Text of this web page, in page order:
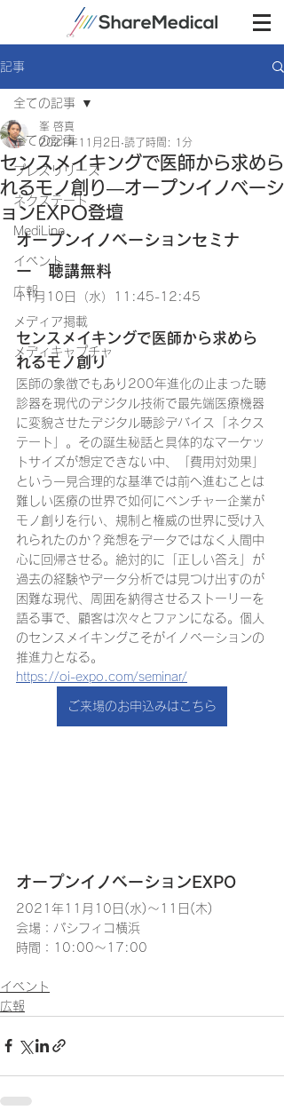
記事
全ての記事
プレスリリース
ネクステート
MediLine
イベント
広報
メディア掲載
メディキャプチャ
全ての記事
センスメイキングで医師から求めら
れるモノ創り―オープンイノベーシ
ョンEXPO登壇
峯 啓真
2021年11月2日 読了時間: 1分
オープンイノベーションセミナ
ー　聴講無料
11月10日（水）11:45-12:45
センスメイキングで医師から求めら
れるモノ創り
医師の象徴でもあり200年進化の止まった聴
診器を現代のデジタル技術で最先端医療機器
に変貌させたデジタル聴診デバイス「ネクス
テート」。その誕生秘話と具体的なマーケッ
トサイズが想定できない中、「費用対効果」
という一見合理的な基準では前へ進むことは
難しい医療の世界で如何にベンチャー企業が
モノ創りを行い、規制と権威の世界に受け入
れられたのか？発想をデータではなく人間中
心に回帰させる。絶対的に「正しい答え」が
過去の経験やデータ分析では見つけ出すのが
困難な現代、周囲を納得させるストーリーを
語る事で、顧客は次々とファンになる。個人
のセンスメイキングこそがイノベーションの
推進力となる。
https://oi-expo.com/seminar/
ご来場のお申込みはこちら
オープンイノベーションEXPO
2021年11月10日(水)～11日(木)
会場：パシフィコ横浜
時間：10:00～17:00
イベント
広報